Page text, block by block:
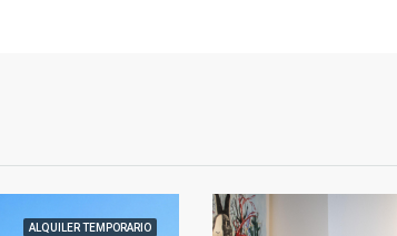
ALQUILER TEMPORARIO